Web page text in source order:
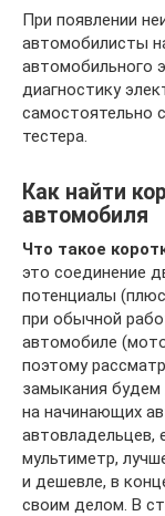
При появлении
автомобилисты
автомобильного
диагностику
самостоятельно
тестера.
Как найти
автомобиля
Что такое
это соединение
потенциалы
при обычной
автомобиле
поэтому
замыкания будем
на начинающих
автовладельцев,
мультиметр,
и дешевле, в
своим делом. В